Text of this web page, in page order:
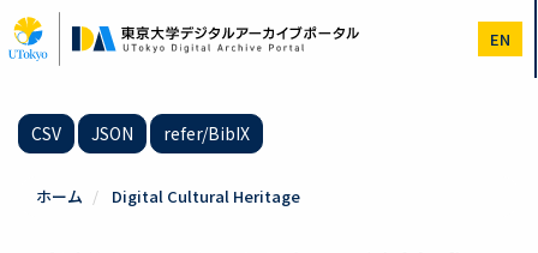
イ
ン
EN
CSV JSON refer/BibIX
ホーム Digital Cultural Heritage